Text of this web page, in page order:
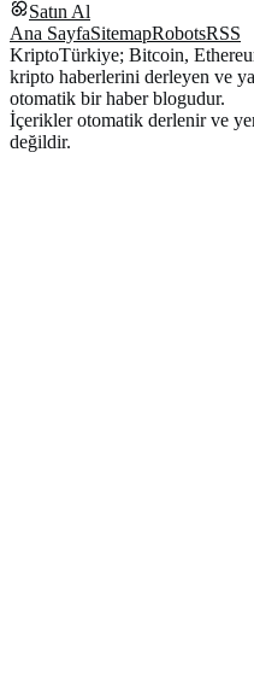
Satın Al
Ana SayfaSitemapRobotsRSS
KriptoTürkiye; Bitcoin,
kripto haberlerini derleyen ve
otomatik bir haber blogudur.
İçerikler otomatik derlenir ve
değildir.